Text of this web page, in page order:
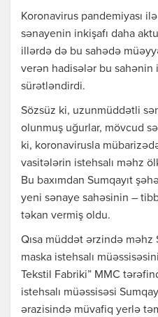
Koronavirus pandemiyası
sənayenin inkişafı daha
illərdə də bu sahədə
verən hadisələr bu sahənin
sürətləndirdi.
Sözsüz ki, uzunmüddətli
olunmuş uğurlar, mövcud
ki, koronavirusla
vasitələrin istehsalı məhz
Bu baxımdan Sumqayıt
yeni sənaye sahəsinin –
təkan vermiş oldu.
Qısa müddət ərzində məhz
maska istehsalı
Tekstil Fabriki” MMC
istehsalı müəssisəsi
ərazisində müvafiq yerlə